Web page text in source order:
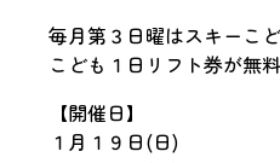
毎月第３日曜はスキーこ
こども１日リフト券が無
【開催日】
１月１９日(日)